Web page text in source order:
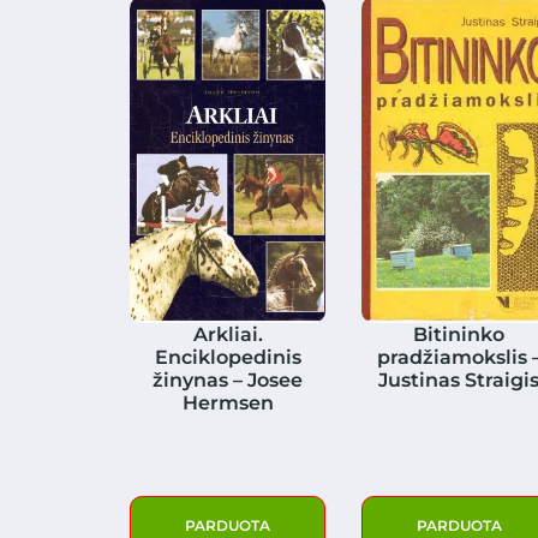
Arkliai.
Enciklopedinis
žinynas – Josee
Hermsen
PARDUOTA
Bitininko
pradžiamokslis
Justinas
PARDUOTA